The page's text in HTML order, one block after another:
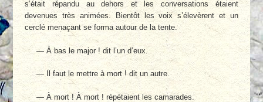
s’était répandu au dehors et les conversations étaient
devenues très animées. Bientôt les voix s’élevèrent et un
cerclé menaçant se forma autour de la tente.
— À bas le major ! dit l’un d’eux.
— Il faut le mettre à mort ! dit un autre.
— À mort ! À mort ! répétaient les camarades.